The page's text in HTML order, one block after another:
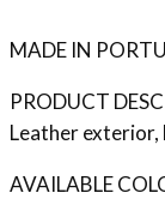
MADE IN
PRODUCT
Leather
AVAILABLE